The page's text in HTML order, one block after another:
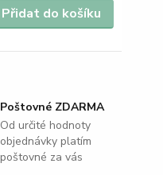
Přidat do košíku
Poštovné ZDARMA
Od určité hodnoty
objednávky platím
poštovné za vás